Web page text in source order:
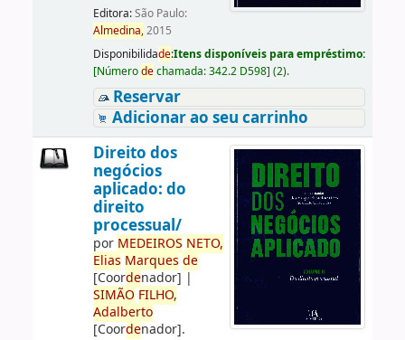
Editora:São Paulo:
Almedina,2015
Disponibilidade:Itens disponíveis para empréstimo:
[Númerodechamada:342.2 D598] (2).
Reservar
Adicionar ao seu carrinho
Direito dos
negócios
aplicado: do
direito
processual/
por MEDEIROS NETO,
Elias Marques de
[Coordenador] |
SIMÃO FILHO,
Adalberto
[Coordenador].